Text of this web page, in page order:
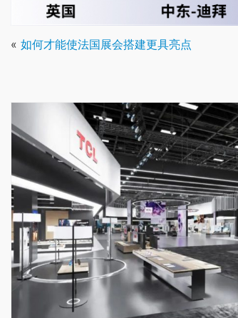
« 如何才能使法国展会搭建更具亮点